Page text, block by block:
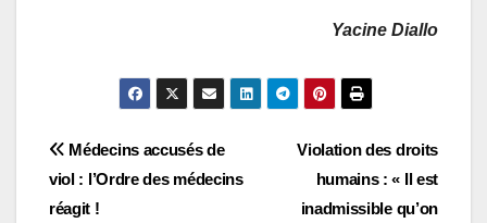
Yacine Diallo
Navigation
de
Violation des droits
humains : « Il est
inadmissible qu’on
Médecins accusés de
viol : l’Ordre des médecins
réagit !